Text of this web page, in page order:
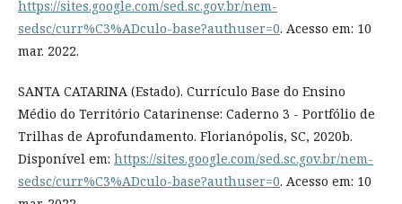
https://sites.google.com/sed.sc.gov.br/nem-
sedsc/curr%C3%ADculo-base?authuser=0. Acesso em: 10
mar. 2022.
SANTA CATARINA (Estado). Currículo Base do Ensino
Médio do Território Catarinense: Caderno 3 - Portfólio de
Trilhas de Aprofundamento. Florianópolis, SC, 2020b.
Disponível em: https://sites.google.com/sed.sc.gov.br/nem-
sedsc/curr%C3%ADculo-base?authuser=0. Acesso em: 10